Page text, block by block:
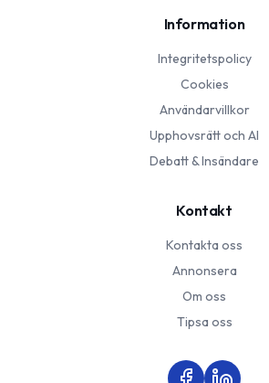
Information
Integritetspolicy
Cookies
Användarvillkor
Upphovsrätt och AI
Debatt & Insändare
Kontakt
Kontakta oss
Annonsera
Om oss
Tipsa oss